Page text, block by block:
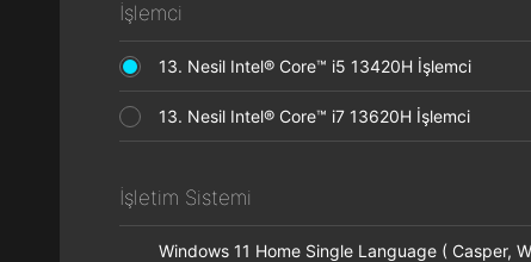
İşlemci
13. Nesil Intel® Core™ i5 13420H İşlemci
13. Nesil Intel® Core™ i7 13620H İşlemci
İşletim Sistemi
Windows 11 Home Single Language ( Casper,